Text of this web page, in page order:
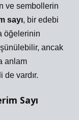
ve sembollerin
sayı, bir edebi
öğelerinin
ancak
anlam
de vardır.
Sayı